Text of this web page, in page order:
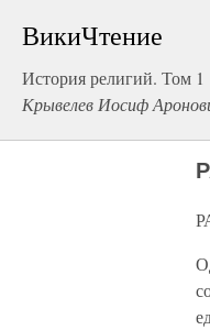
ВикиЧтение
История религий. Том 1
Крывелев Иосиф